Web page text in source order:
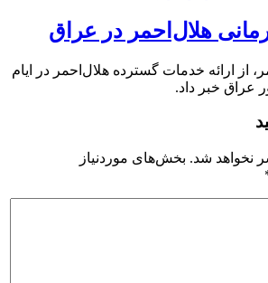
هلال‌احمر در عراق
از ارائه خدمات گسترده هلال‌احمر در ایام
عراق خبر داد.
نخواهد شد. بخش‌های موردنیاز